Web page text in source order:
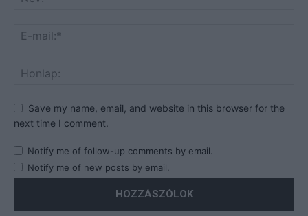
Save my name, email, and website in this browser for the
next time I comment.
Notify me of follow-up comments by email.
Notify me of new posts by email.